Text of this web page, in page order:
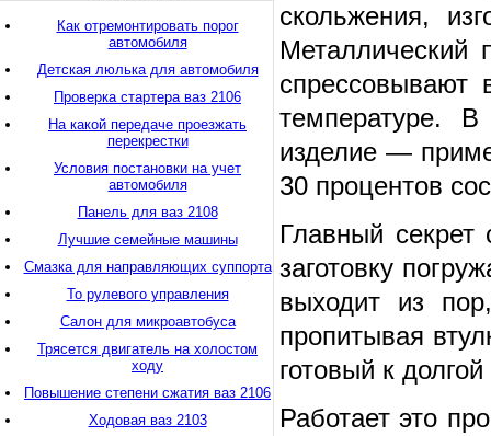
скольжения,
Металлический
спрессовывают
температуре. В
изделие —
30 процентов
Главный
заготовку
выходит из
пропитывая
готовый к
Работает это
Как отремонтировать порог
автомобиля
Детская люлька для автомобиля
Проверка стартера ваз 2106
На какой передаче проезжать
перекрестки
Условия постановки на учет
автомобиля
Панель для ваз 2108
Лучшие семейные машины
Смазка для направляющих суппорта
То рулевого управления
Салон для микроавтобуса
Трясется двигатель на холостом
ходу
Повышение степени сжатия ваз 2106
Ходовая ваз 2103